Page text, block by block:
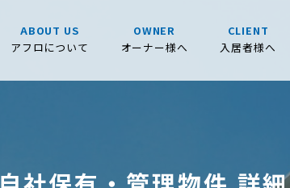
ABOUT US
アフロについて
OWNER
オーナー様へ
CLIENT
入居者様へ